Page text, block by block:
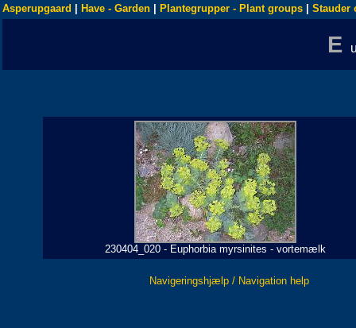
Asperupgaard Have - Garden Plantegrupper - Plant groups Stauder
E
230404_020 - Euphorbia myrsinites - vortemælk
Navigeringshjælp / Navigation help